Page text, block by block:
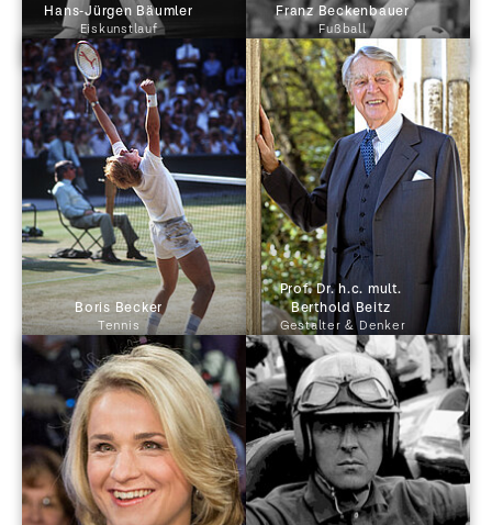
Hans-Jürgen Bäumler
Eiskunstlauf
Franz Beckenbauer
Fußball
Boris Becker
Tennis
Prof. Dr. h.c. mult.
Berthold Beitz
Gestalter & Denker